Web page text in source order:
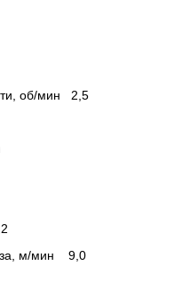
об/мин 2,5
м/мин 9,0